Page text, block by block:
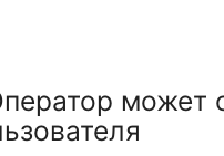
может